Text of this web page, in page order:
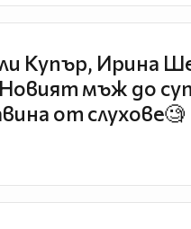
Купър, Ирина
мъж до
от слухове🧐